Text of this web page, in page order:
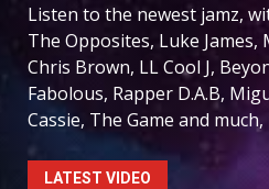
Listen to the newest jamz,
The Opposites, Luke James,
Chris Brown, LL Cool J,
Fabolous, Rapper D.A.B,
Cassie, The Game and
LATEST VIDEO